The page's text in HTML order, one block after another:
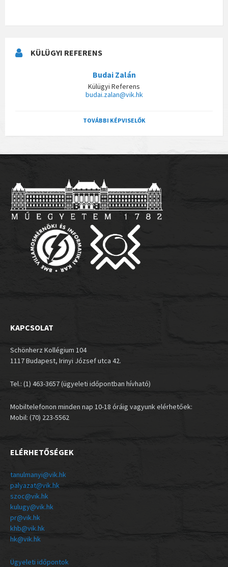
KÜLÜGYI REFERENS
Budai Zalán
Külügyi Referens
budai.zalan@vik.hk
TOVÁBBI KÉPVISELŐK
KAPCSOLAT
Schönherz Kollégium 104
1117 Budapest, Irinyi József utca 42.
Tel.: (1) 463-3657 (ügyeleti időpontban hívható)
Mobiltelefonon minden nap 10-18 óráig vagyunk elérhetőek:
Mobil: (70) 223-5562
ELÉRHETŐSÉGEK
tanulmanyi@vik.hk
palyazat@vik.hk
szoc@vik.hk
kulugy@vik.hk
pr@vik.hk
khb@vik.hk
hk@vik.hk
Ügyeleti időpontok